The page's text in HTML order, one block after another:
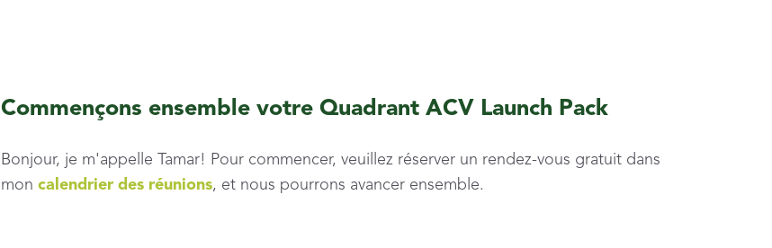
Commençons ensemble votre Quadrant ACV Launch Pack
Bonjour, je m'appelle Tamar! Pour commencer, veuillez réserver un rendez-vous gratuit dans
mon calendrier des réunions, et nous pourrons avancer ensemble.